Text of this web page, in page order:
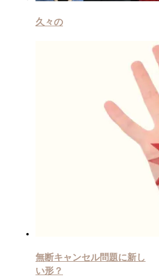
久々の
無断キャンセル問題に新し
い形？